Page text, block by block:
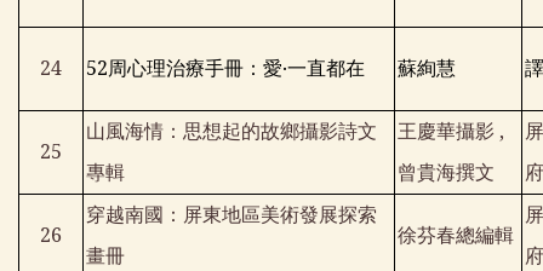
24 52周心理治療手冊：愛‧一直都在 蘇絢慧
25
山風海情：思想起的故鄉攝影詩文
專輯
王慶華攝影 ,
曾貴海撰文
26
穿越南國：屏東地區美術發展探索
畫冊
徐芬春總編輯